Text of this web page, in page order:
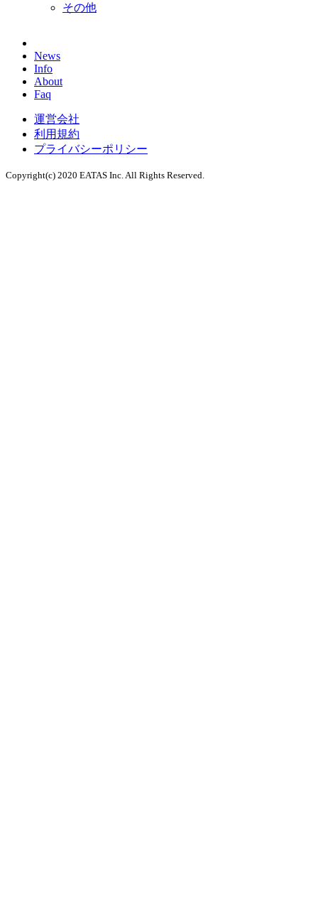
その他
News
Info
About
Faq
運営会社
利用規約
プライバシーポリシー
Copyright(c) 2020 EATAS Inc. All Rights Reserved.